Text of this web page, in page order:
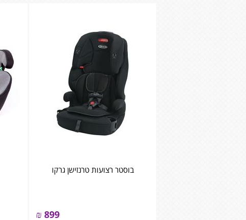
בוסטר רצועות טרנזישן גרקו
899
₪